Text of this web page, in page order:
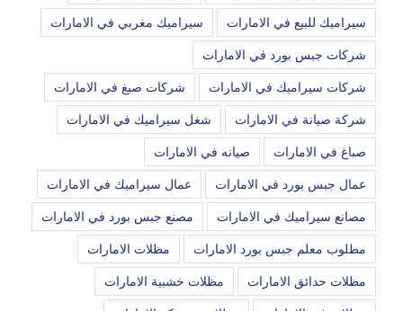
سيراميك للبيع في الامارات سيراميك مغربي في الامارات
شركات جبس بورد في الامارات
شركات سيراميك في الامارات شركات صبغ في الامارات
شركة صيانة في الامارات شغل سيراميك في الامارات
صباغ في الامارات صيانه في الامارات
عمال جبس بورد في الامارات عمال سيراميك في الامارات
مصانع سيراميك في الامارات مصنع جبس بورد في الامارات
مطلوب معلم جبس بورد الامارات مظلات الامارات
مظلات حدائق الامارات مظلات خشبية الامارات